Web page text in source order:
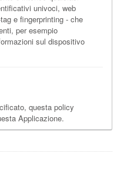
univoci, web
e fingerprinting - che
per esempio
sul dispositivo
questa policy
Applicazione.